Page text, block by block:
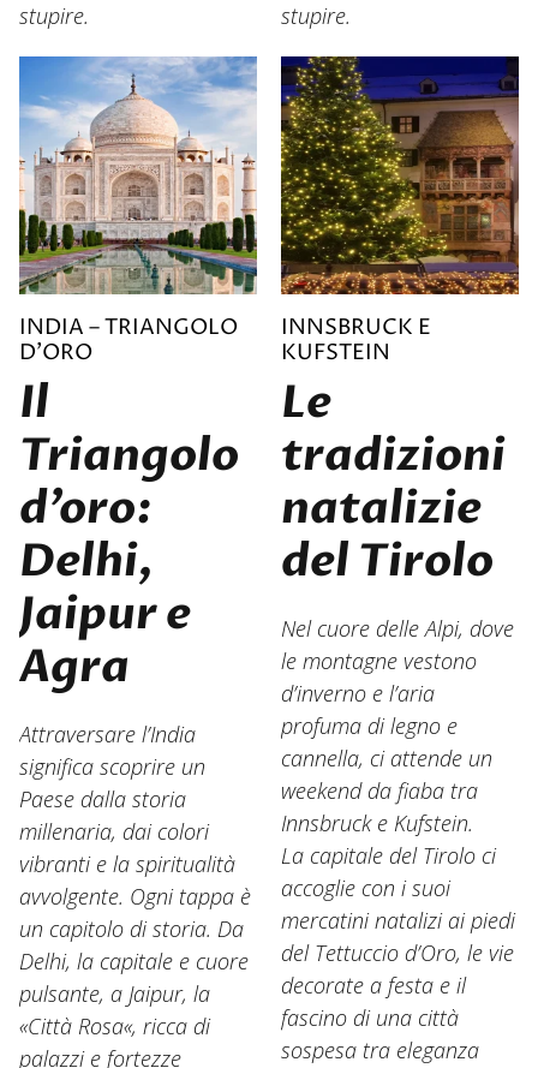
stupire.
stupire.
INDIA – TRIANGOLO
D’ORO
Il
Triangolo
d’oro:
Delhi,
Jaipur e
Agra
Attraversare l’India
significa scoprire un
Paese dalla storia
millenaria, dai colori
vibranti e la spiritualità
avvolgente. Ogni tappa è
un capitolo di storia. Da
Delhi, la capitale e cuore
pulsante, a Jaipur, la
«Città Rosa«, ricca di
palazzi e fortezze
INNSBRUCK E
KUFSTEIN
Le
tradizioni
natalizie
del Tirolo
Nel cuore delle Alpi, dove
le montagne vestono
d’inverno e l’aria
profuma di legno e
cannella, ci attende un
weekend da fiaba tra
Innsbruck e Kufstein.
La capitale del Tirolo ci
accoglie con i suoi
mercatini natalizi ai piedi
del Tettuccio d’Oro, le vie
decorate a festa e il
fascino di una città
sospesa tra eleganza